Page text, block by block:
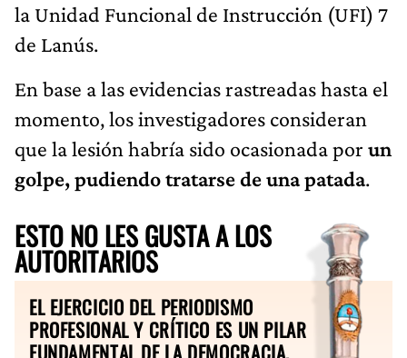
la Unidad Funcional de Instrucción (UFI) 7
de Lanús.
En base a las evidencias rastreadas hasta el
momento, los investigadores consideran
que la lesión habría sido ocasionada por un
golpe, pudiendo tratarse de una patada.
ESTO NO LES GUSTA A LOS
AUTORITARIOS
EL EJERCICIO DEL PERIODISMO
PROFESIONAL Y CRÍTICO ES UN PILAR
FUNDAMENTAL DE LA DEMOCRACIA.